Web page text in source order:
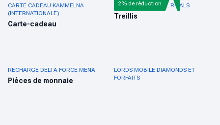
CARTE CADEAU KAMMELNA
(INTERNATIONALE)
Carte-cadeau
RECHARGE MARVEL RIVALS
Treillis
2% de réduction
RECHARGE DELTA FORCE MENA
Pièces de monnaie
LORDS MOBILE DIAMONDS ET
FORFAITS